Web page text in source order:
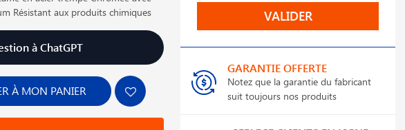
Résistant aux produits chimiques
à ChatGPT
À MON PANIER
VALIDER
GARANTIE OFFERTE
Notez que la garantie du fabricant
suit toujours nos produits